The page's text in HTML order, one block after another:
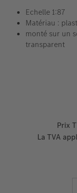
Echelle 1:87
Matériau :
monté sur un
transparent
Prix
La TVA